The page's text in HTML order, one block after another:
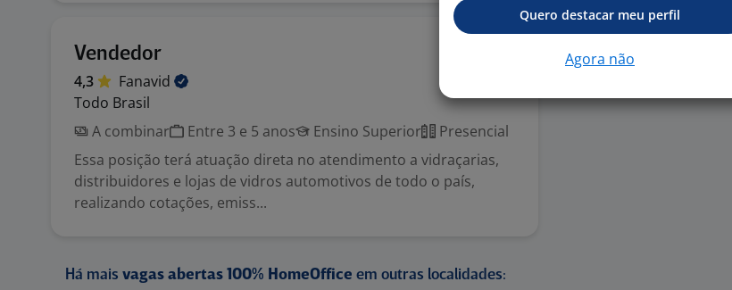
Vendedor
4,3
Fanavid
Todo Brasil
A combinar
Entre 3 e 5 anos Ensino Superior
Presencial
Essa posição terá atuação direta no atendimento a vidraçarias,
distribuidores e lojas de vidros automotivos de todo o país,
realizando cotações, emiss...
Há mais vagas abertas 100% HomeOffice em outras localidades:
Quero destacar meu perfil
Agora não